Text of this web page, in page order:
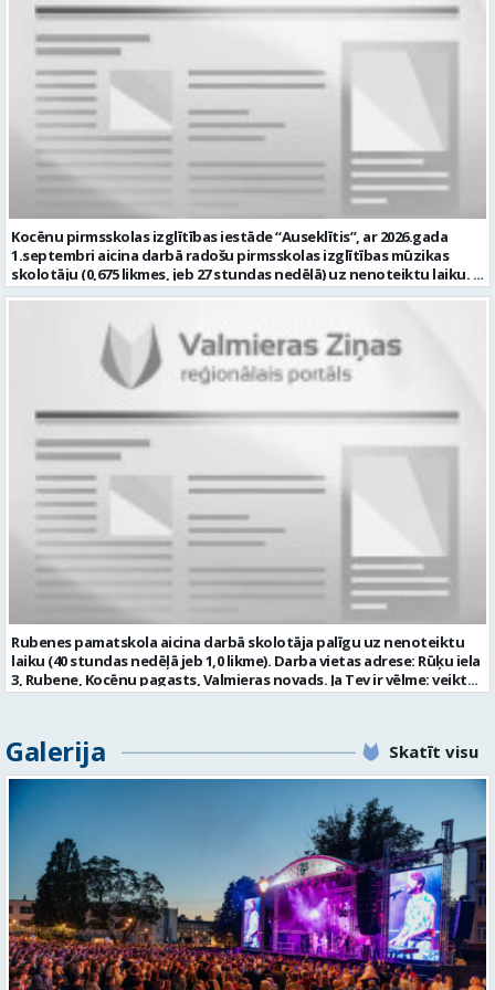
Enerģētika / Elektroenerģija Pieteikto vietu skaits: 1 Aktuāla līdz:
attīstības veicināšanu un nepieciešamajiem atbalsta pasākumiem
Sadarboties ar izglītības iestādes atbalsta komandu, pedagogiem
un citiem speciālistiem. Veikt pedagoģisko dokumentāciju atbilstoši
normatīvo aktu prasībām Piedalīties izglītības iestādes attīstības
pilnveidē un ja Tev ir: Augstākā pedagoģiskā izglītība speciālajā
pedagoģijā vai atbilstoša profesionālā kvalifikācija saskaņā ar
normatīvajiem aktiem Zināšanas par bērnu attīstību, iekļaujošās
izglītības principiem un speciālā pedagoga darba metodēm
pirmsskolā Prasme plānot, organizēt un izvērtēt individuālo
atbalstu bērniem Labas sadarbības un komunikācijas prasmes
darbā ar bērniem, vecākiem un kolēģiem Atbildības sajūta, empātija,
zināšanas atbilstoši normatīvo aktu prasībām Prasme strādāt ar
informācijas un komunikācijas tehnoloģijām ikdienas darba
pienākumu veikšanai. mēs piedāvājam: Darbu uz nenoteiktu laiku 30
stundas nedēļā (1 likme) Atalgojumu EUR 1351 pirms nodokļu
nomaksas (t.sk. piemaksa par darbu īpašos apstākļos) Sociālās
polisi Profesionālās kompetences pilnveides iespējas Dinamisku,
radošu un atbalstošu darba vidi Pretendentiem profesionālās
darbības aprakstu (CV) un izglītības dokumenta kopiju lūdzam
iesniegt līdz 2026. gada 17.augustam e-pastā vgv@valmiera.edu.lv.
vietas adrese: LATVIJA, Jumaras iela 9, Valmiera, Valmieras nov.
Darbības joma: Izglītība / Zinātne Pieteikto vietu skaits: 1 Aktuāla
līdz: 2026-08-17 Kontaktpersona: vgv@valmiera.edu.lv 29182105
Kocēnu pirmsskolas izglītības iestāde “Auseklītis”, ar 2026.gada
1.septembri aicina darbā radošu pirmsskolas izglītības mūzikas
skolotāju (0,675 likmes, jeb 27 stundas nedēļā) uz nenoteiktu laiku.
Darba vieta: Kalna iela 2, Kocēni, Kocēnu pagasts, Valmieras novads
vecumam atbilstošu mācību procesu; veikt izglītojamo attīstības
dinamikas izpēti; sadarbībā ar Iestādes skolotājiem, organizēt
svētkus, tematiskus pasākumus, jautrus brīžus un citas aktivitātes;
plānot savu darbību, sagatavot amata veikšanai nepieciešamo
dokumentāciju, tostarp e-vidē; iesaistīties Iestādes attīstības
plānošanā un īstenošanā atbilstoši kompetencei; un Jums ir:
izglītība atbilstoši Ministru kabineta noteikumiem Nr. 569
“Noteikumi par pedagogiem nepieciešamo izglītību un profesionālo
kvalifikāciju un pedagogu profesionālās kompetences pilnveides
kārtību”; pieredze darbā ar bērniem; valsts valodas prasmes
atbilstoši Valsts valodas likuma prasībām; obligāta ārsta izziņa
(veidlapa Nr.027/u) ar atļauju strādāt pedagoģisko darbu; atbilstība
Izglītības likuma un Bērnu tiesību aizsardzības likuma noteiktajām
prasībām; kompetences: prasme patstāvīgi un mērķtiecīgi
organizēt savu darbu; psiholoģiskā noturība un augsta saskarsmes
atbilstoši Ministru kabineta noteikumiem Nr. 445 “Pedagogu darba
samaksas noteikumi” 1057,05 EUR pirms nodokļu nomaksas; darba
devēja līdzfinansētu veselības apdrošināšanu pēc pārbaudes laika
beigām; atsaucīgu kolektīvu. Curriculum Vitae (CV) un pieteikumu
27.augustam. Tālrunis uzziņām: 26856124 Profesija: PIRMSSKOLAS
IZGLĪTĪBAS MŪZIKAS SKOLOTĀJS Darba vietas adrese: LATVIJA, Kalna
iela 2, Kocēni, Kocēnu pag., Valmieras nov. Slodze: Nepilna slodze
Darbības joma: Izglītība / Zinātne Pieteikto vietu skaits: 1 Aktuāla
līdz: 2026-08-27 Kontaktpersona: auseklitis@valmiera.edu.lv 26856124
Rubenes pamatskola aicina darbā skolotāja palīgu uz nenoteiktu
laiku (40 stundas nedēļā jeb 1,0 likme). Darba vietas adrese: Rūķu iela
3, Rubene, Kocēnu pagasts, Valmieras novads. Ja Tev ir vēlme: veikt
bērnu aprūpi ikdienā; sadarboties ar grupas skolotājām, sniegt
ievērošanu; nodrošināt telpu, inventāra tīrību un kārtību; un ja Tev
ir: vismaz vispārējā vidējā izglītība (vēlams praktiskā pieredze darbā
ar bērniem); valsts valodas prasmes atbilstoši Valsts valodas likuma
prasībām; kompetences: prasme plānot, organizēt un kvalitatīvi
veikt savu darbu, disciplinētība; pozitīva, radoša un atbildīga
attieksme pret darbu; psiholoģiskā noturība un augsta saskarsmes
kultūra; pozitīva un atbildīga attieksme pret darbu; mēs
piedāvājam: pamatalgu pārbaudes laikā 780,00 EUR pirms nodokļu
nomaksas, pēc pārbaudes laika 850 EUR pirms nodokļu nomaksas;
iespēju saņemt atvaļinājuma pabalstu par labu darba sniegumu;
darba devēja līdzfinansētu veselības apdrošināšanu pēc pārbaudes
laika beigām, kā arī citas sociālās garantijas atbilstoši darba
rezultātiem un normatīvajos aktos noteiktajam; drošu, estētisku
Galerija Skatīt visu